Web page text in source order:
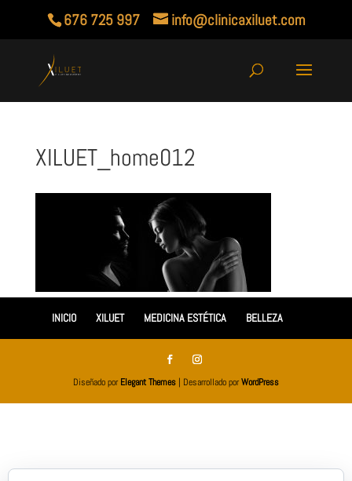
676 725 997 info@clinicaxiluet.com
XILUET_home012
INICIO XILUET MEDICINA ESTÉTICA BELLEZA
Diseñado porElegant Themes| Desarrollado porWordPress